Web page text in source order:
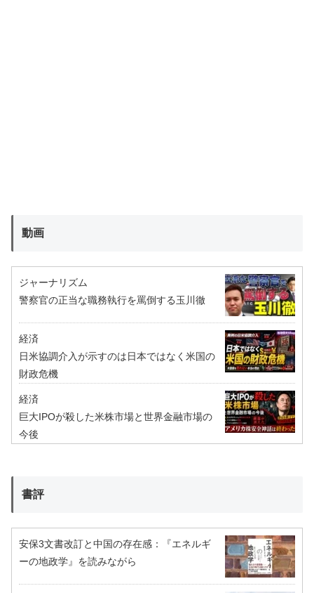
動画
ジャーナリズム
警察官の正当な職務執行を罵倒する玉川徹
経済
日米協調介入が示すのは日本ではなく米国の
財政危機
経済
巨大IPOが殺した米株市場と世界金融市場の
今後
書評
安保3文書改訂と中国の存在感：『エネルギ
ーの地政学』を読みながら